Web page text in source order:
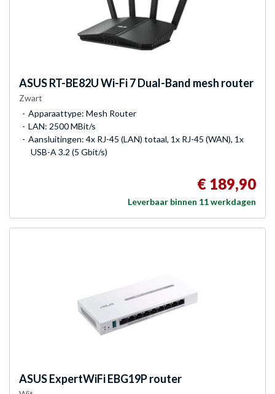
ASUSRT-BE82U Wi-Fi 7 Dual-Band mesh router
Zwart
Apparaattype: Mesh Router
LAN: 2500 MBit/s
Aansluitingen: 4x RJ-45 (LAN) totaal, 1x RJ-45 (WAN), 1x
USB-A 3.2 (5 Gbit/s)
€ 189,90
Leverbaar binnen 11 werkdagen
ASUSExpertWiFi EBG19P router